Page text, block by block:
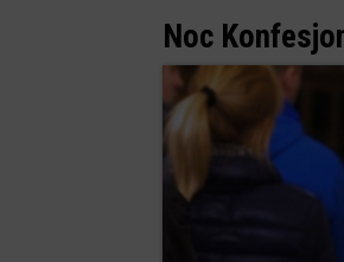
Noc